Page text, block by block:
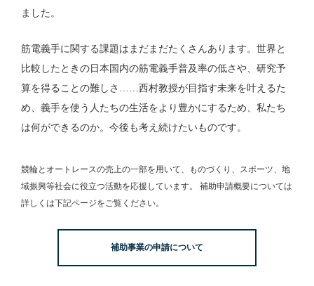
ました。
筋電義手に関する課題はまだまだたくさんあります。世界と
比較したときの日本国内の筋電義手普及率の低さや、研究予
算を得ることの難しさ……西村教授が目指す未来を叶えるた
め、義手を使う人たちの生活をより豊かにするため、私たち
は何ができるのか。今後も考え続けたいものです。
競輪とオートレースの売上の一部を用いて、
ものづくり、スポーツ、地
域振興等社会に役立つ活動を応援しています。
補助申請概要については
詳しくは下記ページをご覧ください。
補助事業の申請について